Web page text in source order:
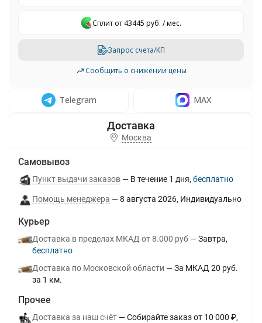
Сплит от 43445 руб. / мес.
Запрос счета/КП
Сообщить о снижении цены
Telegram MAX
Москва
Самовывоз
Пункт выдачи заказов В течение 1 дня Бесплатно
Помощь менеджера 8 августа 2026 Индивидуально
Курьер
Доставка в пределах МКАД от 8.000 руб
Завтра
Бесплатно
Доставка по Московской области
За МКАД 20 руб.
за 1 км.
Прочее
Доставка за наш счёт Собирайте заказ от 10 000 ₽,